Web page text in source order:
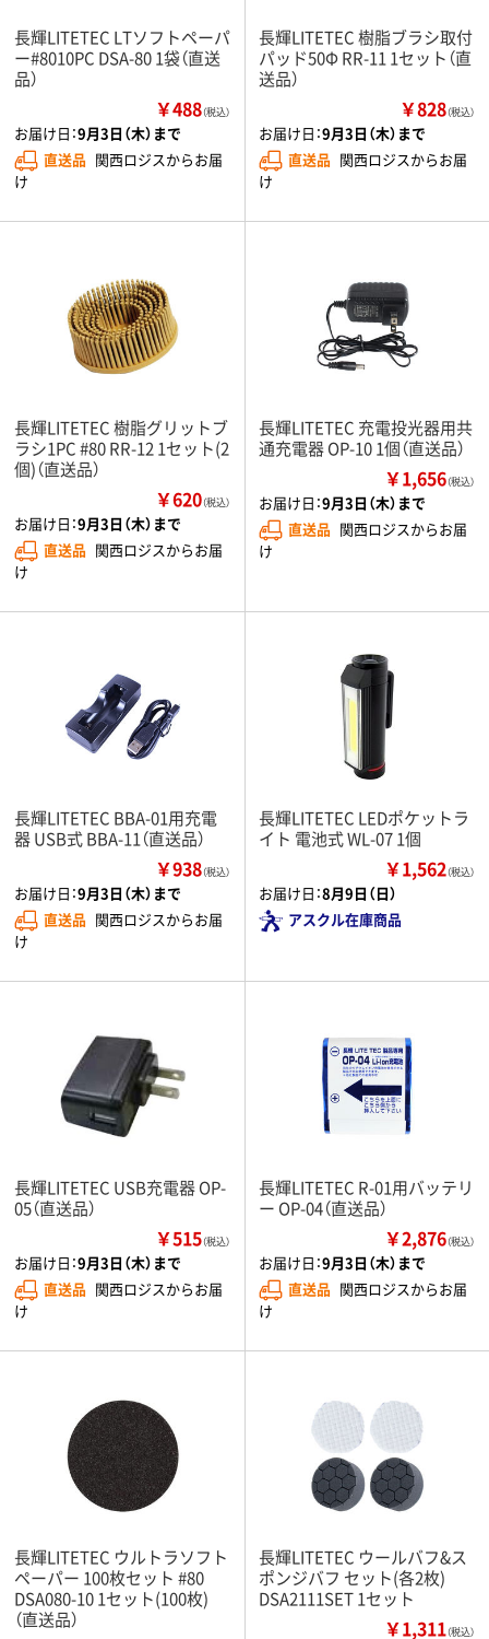
長輝LITETEC LTソフトペーパ
ー#8010PC DSA-80 1袋（直送
品）
￥488（税込）
お届け日：9月3日（木）まで
直送品 関西ロジスからお届
け
長輝LITETEC 樹脂ブラシ取付
パッド50Φ RR-11 1セット（直
送品）
￥828（税込）
お届け日：9月3日（木）まで
直送品 関西ロジスからお届
け
長輝LITETEC 樹脂グリットブ
ラシ1PC #80 RR-12 1セット(2
個)（直送品）
￥620（税込）
お届け日：9月3日（木）まで
直送品 関西ロジスからお届
け
長輝LITETEC 充電投光器用共
通充電器 OP-10 1個（直送品）
￥1,656（税込）
お届け日：9月3日（木）まで
直送品 関西ロジスからお届
け
長輝LITETEC BBA-01用充電
器 USB式 BBA-11（直送品）
￥938（税込）
お届け日：9月3日（木）まで
直送品 関西ロジスからお届
け
長輝LITETEC LEDポケットラ
イト 電池式 WL-07 1個
￥1,562（税込）
お届け日：8月9日（日）
アスクル在庫商品
長輝LITETEC USB充電器 OP-
05（直送品）
￥515（税込）
お届け日：9月3日（木）まで
直送品 関西ロジスからお届
け
長輝LITETEC R-01用バッテリ
ー OP-04（直送品）
￥2,876（税込）
お届け日：9月3日（木）まで
直送品 関西ロジスからお届
け
長輝LITETEC ウルトラソフト
ペーパー 100枚セット #80
DSA080-10 1セット(100枚)
（直送品）
長輝LITETEC ウールバフ&ス
ポンジバフ セット(各2枚)
DSA2111SET 1セット
￥1,311（税込）